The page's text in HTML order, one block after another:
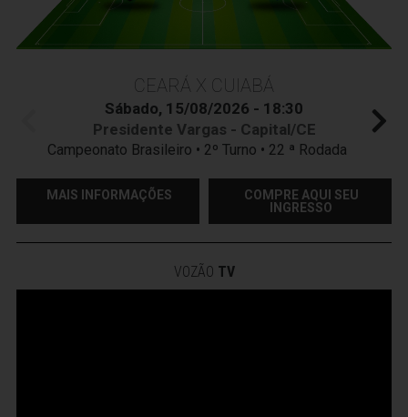
CEARÁ X CUIABÁ
Sábado, 15/08/2026 - 18:30
Presidente Vargas - Capital/CE
Campeonato Brasileiro • 2º Turno • 22 ª Rodada
MAIS INFORMAÇÕES
COMPRE AQUI SEU
INGRESSO
VOZÃO TV